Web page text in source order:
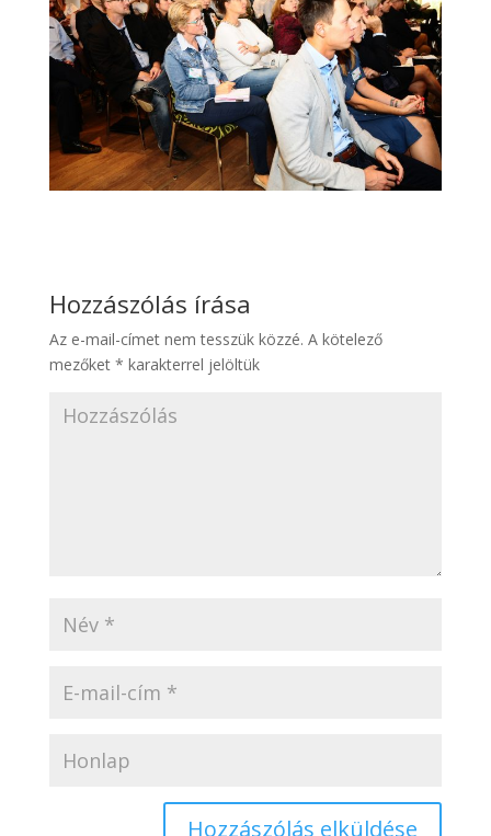
Hozzászólás írása
Az e-mail-címet nem tesszük közzé. A kötelező
mezőket * karakterrel jelöltük